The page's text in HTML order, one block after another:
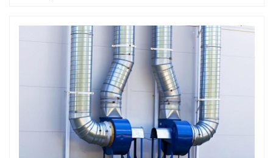
место установки забора воздуха извне;
способы равномерного распределения воздуха
по всем помещениям;
тип системы воздуховодов, их параметры и
место установки;
направление движения потоков;
расположение точки вывода застоявшегося